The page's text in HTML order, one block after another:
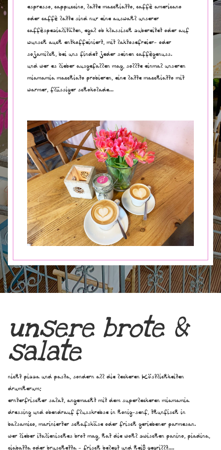
espresso, cappuccino, latte macchiatto, caffè americano
oder caffè latte sind nur eine auswahl unserer
caffèspezialitäten, egal ob klassisch zubereitet oder auf
wunsch auch entkoffeiniert, mit laktosefreier- oder
sojamilch, bei uns findet jeder seinen caffègenuss.
und wer es lieber ausgefallen mag, sollte einmal unseren
miamamia macchiato probieren, eine latte macchiatto mit
warmer, flüssiger schokolade...
unsere brote &
salate
nicht pizza und pasta, sondern all die leckeren Köstlichkeiten
drumherum:
ernterfrischer salat, angemacht mit dem superleckeren miamamia
dressing und obendrauf flusskrebse in honig-senf, thunfisch in
balsamico, marinierter schafskäse oder frisch geriebener parmesan.
wer lieber italienisches brot mag, hat die wohl zwischen panino, piadina,